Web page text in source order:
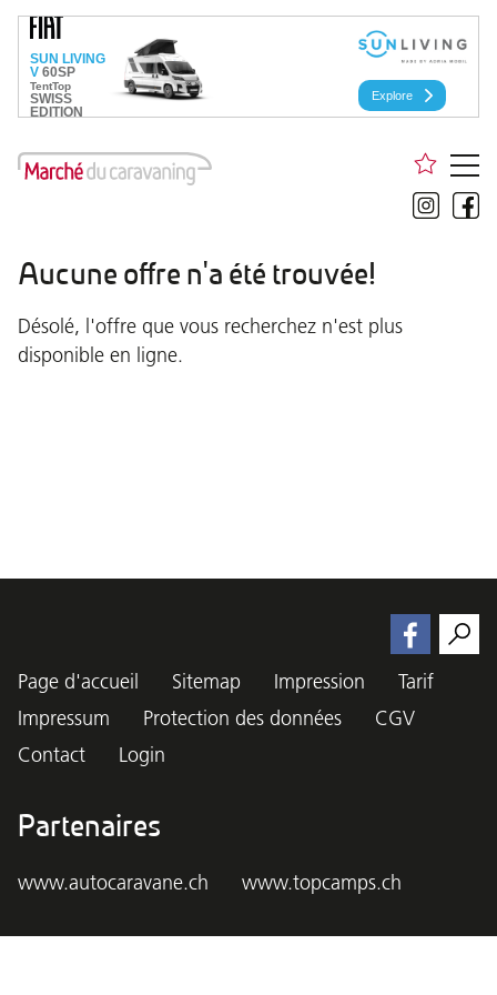
Aucune offre n'a été trouvée!
Désolé, l'offre que vous recherchez n'est plus
disponible en ligne.
Page d'accueil Sitemap Impression
Tarif
Impressum
Protection des données
CGV
Contact
Login
Partenaires
www.autocaravane.ch www.topcamps.ch